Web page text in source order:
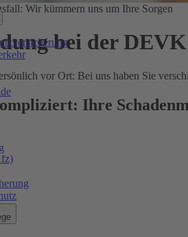
Wir kümmern uns um Ihre Sorgen
bei der DEVK
vor Ort: Bei uns haben Sie
Ihre